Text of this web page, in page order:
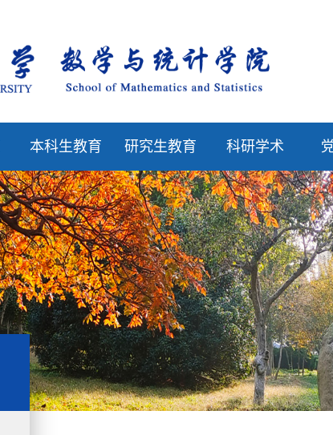
本科生教育 研究生教育 科研学术